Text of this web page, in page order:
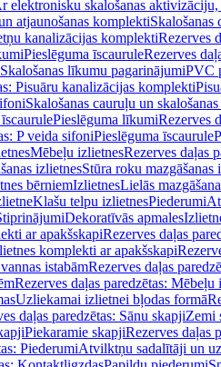
elektronisku skalošanas
atjaunošanas komplektiSkalošanas
kanalizācijas komplektiRezerves
Pieslēguma īscauruleRezerves
līkumu pagarinājumiPVC
Pisuāru kanalizācijas komplekti
Skalošanas cauruļu un
Pieslēguma līkumiRezerves
P veida sifoniPieslēguma īscaurule
Mēbeļu izlietnesRezerves daļas
izlietnesStūra roku mazgāšanas
bērniemIzlietnesLielās
Klašu telpu izlietnesPiederumi
Dekoratīvās apmales
ar apakšskapiRezerves daļas
komplekti ar apakšskapi
istabāmRezerves daļas
Rezerves daļas paredzētas: Mēbeļu
Uzliekamai izlietnei bļodas formā
daļas paredzētas: Sānu skapjiZemi
Piekaramie skapjiRezerves daļas
PiederumiAtvilktņu sadalītāji un